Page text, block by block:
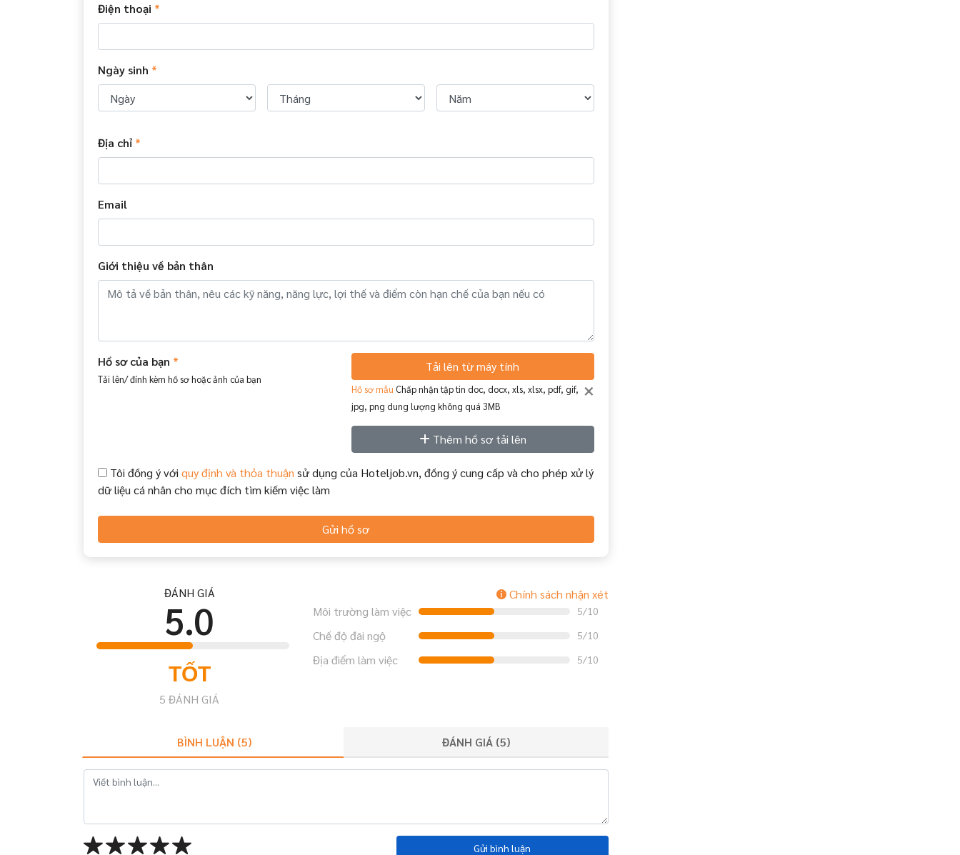
Điện thoại *
Ngày sinh *
Địa chỉ *
Email
Giới thiệu về bản thân
Hồ sơ của bạn *
Tải lên/ đính kèm hồ sơ hoặc ảnh của bạn
Tải lên từ máy tính
×
Hồ sơ mẫu Chấp nhận tập tin doc, docx, xls, xlsx, pdf, gif,
jpg, png dung lượng không quá 3MB
Thêm hồ sơ tải lên
Tôi đồng ý với quy định và thỏa thuận sử dụng của Hoteljob.vn, đồng ý cung cấp và cho phép xử lý
dữ liệu cá nhân cho mục đích tìm kiếm việc làm
Gửi hồ sơ
ĐÁNH GIÁ
5.0
TỐT
5 ĐÁNH GIÁ
Chính sách nhận xét
Môi trường làm việc
5/10
Chế độ đãi ngộ 5/10
Địa điểm làm việc 5/10
BÌNH LUẬN (5) ĐÁNH GIÁ (5)
Gửi bình luận